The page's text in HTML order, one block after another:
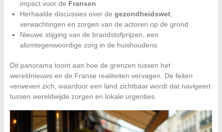
impact voor de Fransen
Herhaalde discussies over de gezondheidswet,
verwachtingen en zorgen van de actoren op de grond
Nieuwe stijging van de brandstofprijzen, een
alomtegenwoordige zorg in de huishoudens
Dit panorama toont aan hoe de grenzen tussen het
wereldnieuws en de Franse realiteiten vervagen. De feiten
verweven zich, waardoor een land zichtbaar wordt dat navigeert
tussen wereldwijde zorgen en lokale urgenties.